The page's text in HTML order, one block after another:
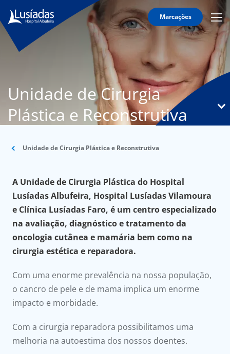
Marcações
Icon
O
Hospital
Especialidades
Serviços
Útil
Sport
Unidade de Cirurgia
Plástica e Reconstrutiva
Unidade de Cirurgia Plástica e Reconstrutiva
A Unidadede Cirurgia Plástica do Hospital
Lusíadas Albufeira, Hospital Lusíadas Vilamoura
e Clínica Lusíadas Faro, é um centro especializado
na avaliação, diagnóstico e tratamento da
oncologia cutânea e mamária bem como na
cirurgia estética e reparadora.
Com uma enorme prevalência na nossa população,
o cancro de pele e de mama implica um enorme
impacto e morbidade.
Com a cirurgia reparadora possibilitamos uma
melhoria na autoestima dos nossos doentes.